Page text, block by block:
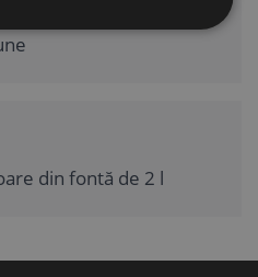
din fontă de 2 l